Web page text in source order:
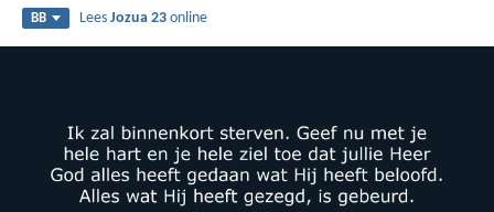
BB LeesJozua 23 online